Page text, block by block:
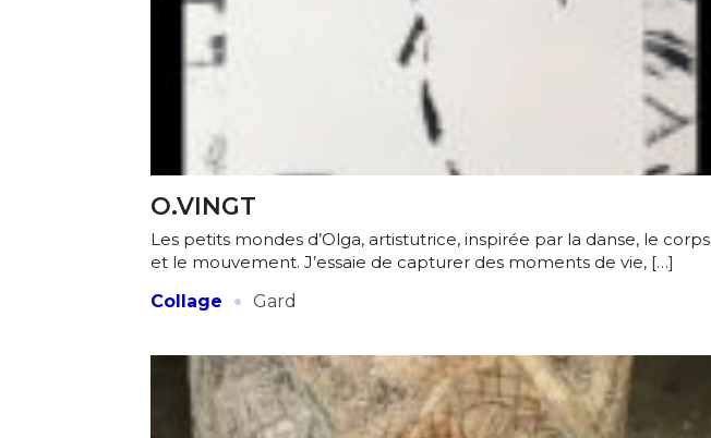
O.VINGT
Les petits mondes d’Olga, artistutrice, inspirée par la danse, le corps
et le mouvement. J’essaie de capturer des moments de vie, […]
Collage
· Gard